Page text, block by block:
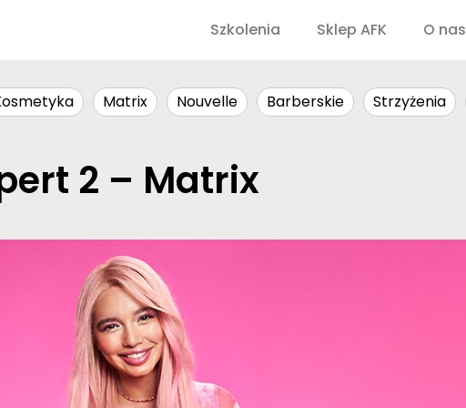
Szkolenia Sklep AFK O nas
Matrix Nouvelle Barberskie Strzyżenia
2 – Matrix